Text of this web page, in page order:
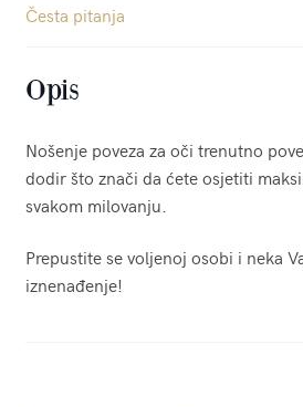
Česta pitanja
Opis
Nošenje poveza za oči trenutno
dodir što znači da ćete osjetiti
svakom milovanju.
Prepustite se voljenoj osobi i neka
iznenađenje!